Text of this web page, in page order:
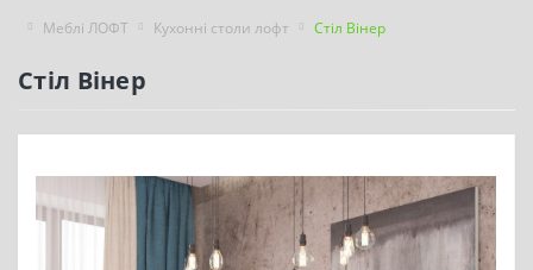
Меблі ЛОФТ Кухонні столи лофт Стіл Вінер
Стіл Вінер